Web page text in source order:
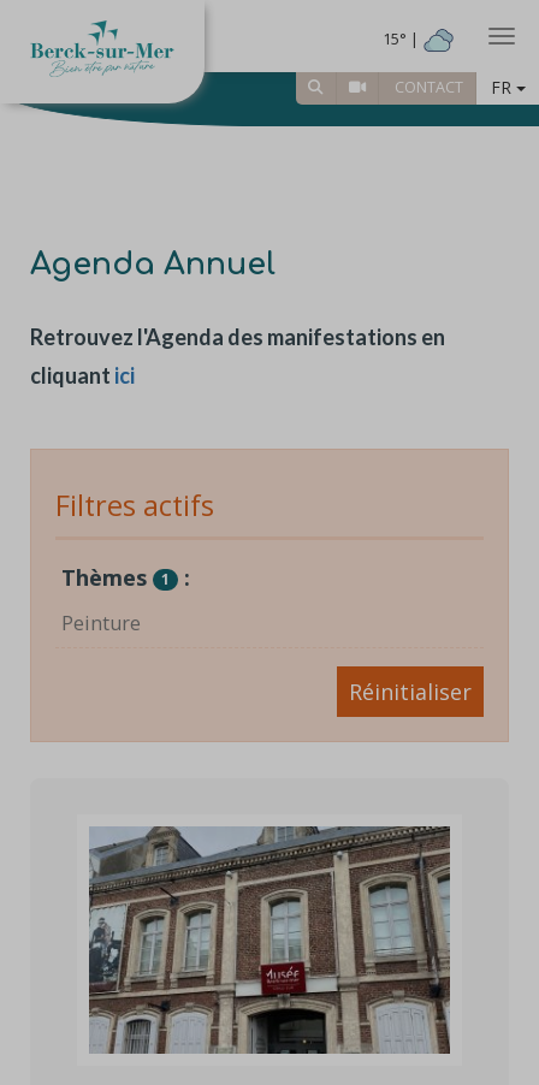
15° |
CONTACT FR
Agenda Annuel
Retrouvez l'Agenda des manifestations en
cliquant ici
Filtres actifs
Thèmes 1 :
Peinture
Réinitialiser